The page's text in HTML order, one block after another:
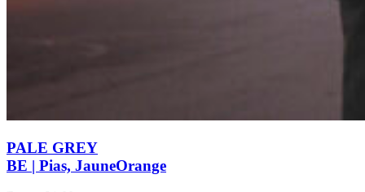
PALE GREY
BE | Pias, JauneOrange